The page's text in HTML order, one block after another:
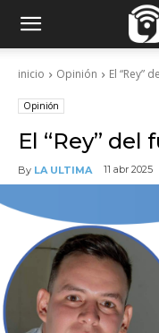
inicio Opinión El “Rey”
Opinión
El “Rey”
By LA ULTIMA 11 abr 2025